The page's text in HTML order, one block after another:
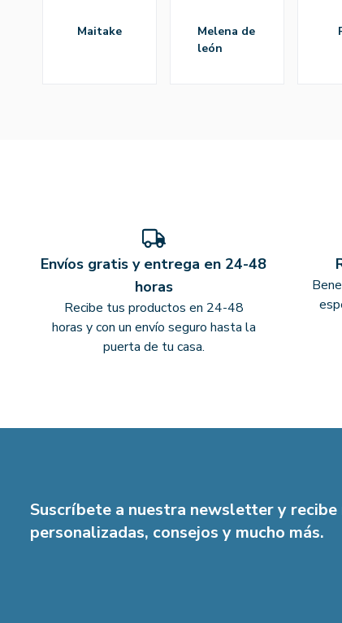
maitake
melena de
león
Envíos gratis y entrega en 24-48
horas
Recibe tus productos en 24-48
horas y con un envío seguro hasta la
puerta de tu casa.
Suscríbete a nuestra newsletter y
personalizadas, consejos y mucho más.